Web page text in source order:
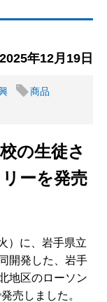
2025年12月19日
商品
の生徒さ
ーを発売
）に、岩手県立
開発した、岩手
地区のローソン
売しました。